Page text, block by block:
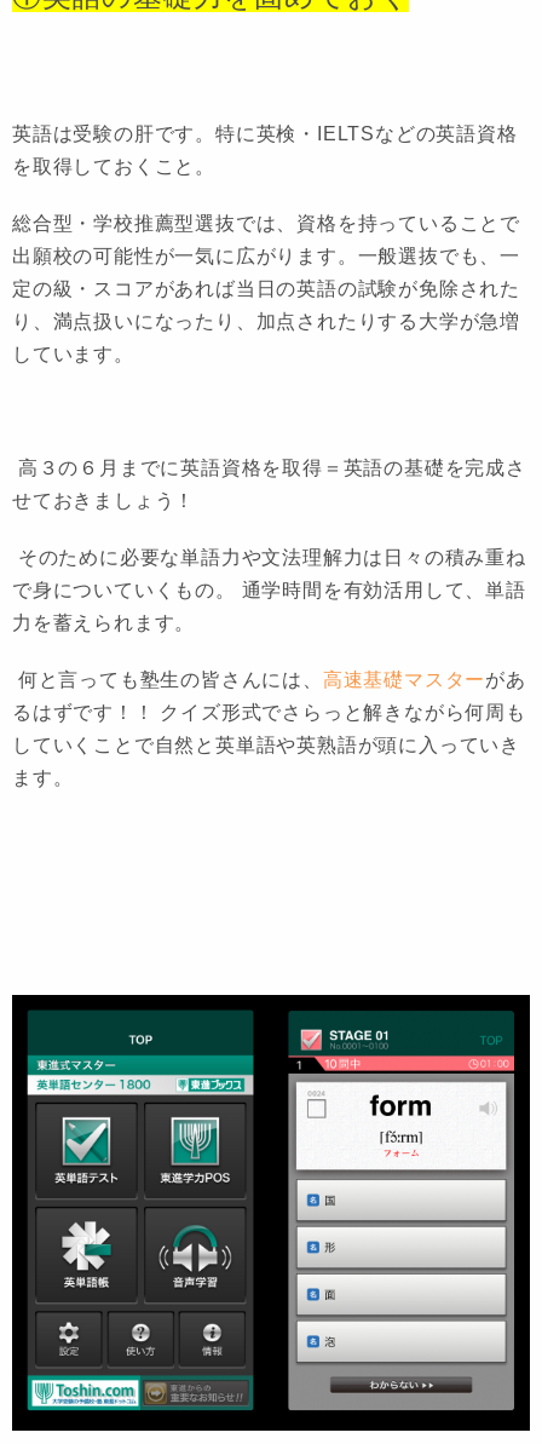
英語は受験の肝です。 特に英検・IELTSなどの英語資格
を取得しておくこと。
総合型・学校推薦型選抜では、資格を持っていることで
出願校の可能性が一気に広がります。一般選抜でも、一
定の級・スコアがあれば当日の英語の試験が免除された
り、満点扱いになったり、加点されたりする大学が急増
しています。
高３の６月までに英語資格を取得＝英語の基礎を完成さ
せておきましょう！
そのために必要な単語力や文法理解力は日々の積み重ね
で身についていくもの。 通学時間を有効活用して、単語
力を蓄えられます。
何と言っても塾生の皆さんには、 高速基礎マスターがあ
るはずです！！ クイズ形式でさらっと解きながら何周も
していくことで自然と英単語や英熟語が頭に入っていき
ます。